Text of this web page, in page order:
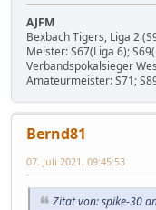
AJFM
Bexbach Tigers, Liga 2
Meister: S67(Liga 6);
Verbandspokalsieger
Amateurmeister: S71;
Bernd81
07. Juli 2021, 09:45:53
Zitat von: spike-30